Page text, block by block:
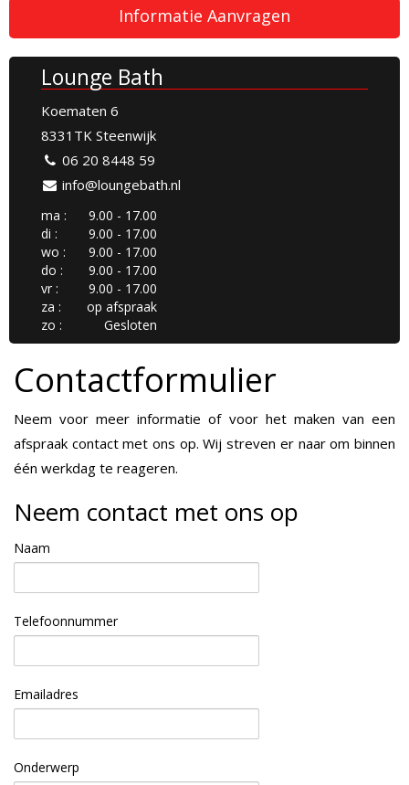
Informatie Aanvragen
Lounge Bath
Koematen 6
8331TK Steenwijk
06 20 8448 59
info@loungebath.nl
ma :
9.00 - 17.00
di :
9.00 - 17.00
wo :
9.00 - 17.00
do :
9.00 - 17.00
vr :
9.00 - 17.00
za :
op afspraak
zo :
Gesloten
Contactformulier
Neem voor meer informatie of voor het maken van een
afspraak contact met ons op. Wij streven er naar om binnen
één werkdag te reageren.
Neem contact met ons op
Naam
Telefoonnummer
Emailadres
Onderwerp